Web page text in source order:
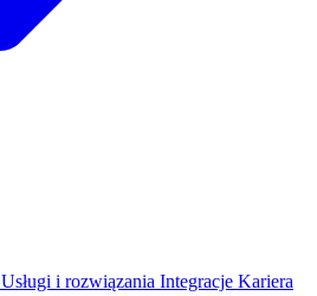
Usługi i rozwiązania Integracje Kariera